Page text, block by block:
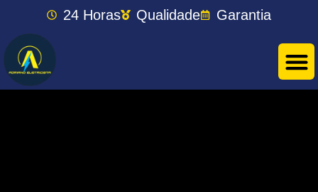
24 Horas Qualidade Garantia